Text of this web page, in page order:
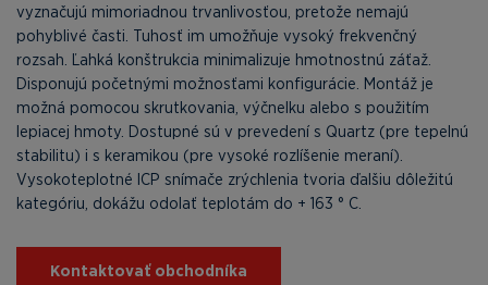
vyznačujú mimoriadnou trvanlivosťou, pretože nemajú
pohyblivé časti. Tuhosť im umožňuje vysoký frekvenčný
rozsah. Ľahká konštrukcia minimalizuje hmotnostnú záťaž.
Disponujú početnými možnosťami konfigurácie. Montáž je
možná pomocou skrutkovania, výčnelku alebo s použitím
lepiacej hmoty. Dostupné sú v prevedení s Quartz (pre tepelnú
stabilitu) i s keramikou (pre vysoké rozlíšenie meraní).
Vysokoteplotné ICP snímače zrýchlenia tvoria ďalšiu dôležitú
kategóriu, dokážu odolať teplotám do + 163 ° C.
Kontaktovať obchodníka